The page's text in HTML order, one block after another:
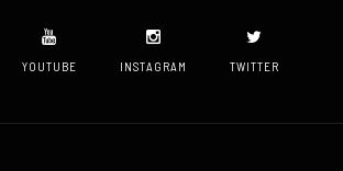
YOUTUBE INSTAGRAM TWITTER